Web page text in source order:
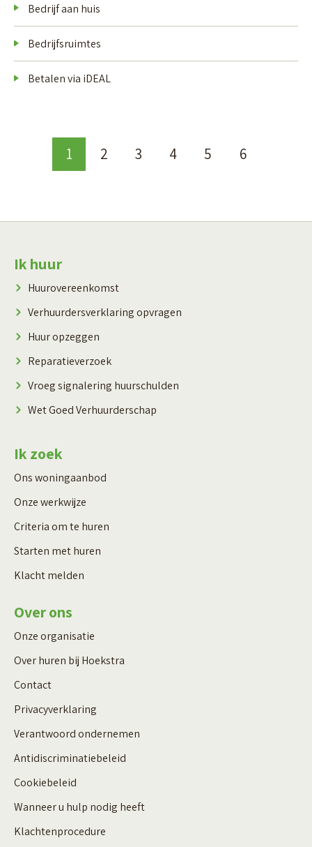
Bedrijf aan huis
Bedrijfsruimtes
Betalen via iDEAL
Selecteer een pagina
1 2 3 4 5 6
Contactinformatie
Ik huur
Huurovereenkomst
Verhuurdersverklaring opvragen
Huur opzeggen
Reparatieverzoek
Vroeg signalering huurschulden
Wet Goed Verhuurderschap
Ik zoek
Ons woningaanbod
Onze werkwijze
Criteria om te huren
Starten met huren
Klacht melden
Over ons
Onze organisatie
Over huren bij Hoekstra
Contact
Privacyverklaring
Verantwoord ondernemen
Antidiscriminatiebeleid
Cookiebeleid
Wanneer u hulp nodig heeft
Klachtenprocedure